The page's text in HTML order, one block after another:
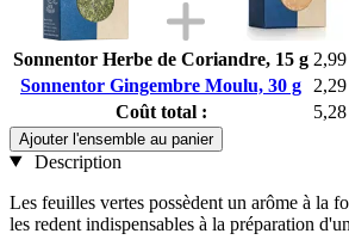
Sonnentor Herbe de Coriandre, 15 g
Sonnentor Gingembre Moulu, 30 g
Coût total :
Ajouter l'ensemble au panier
Description
Les feuilles vertes possèdent un arôme à la
les redent indispensables à la préparation